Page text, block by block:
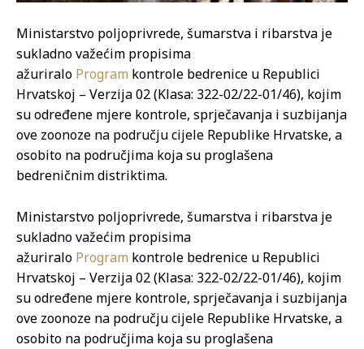
Ministarstvo poljoprivrede, šumarstva i ribarstva je
sukladno važećim propisima
ažuriralo Program kontrole bedrenice u Republici
Hrvatskoj – Verzija 02 (Klasa: 322-02/22-01/46), kojim
su određene mjere kontrole, sprječavanja i suzbijanja
ove zoonoze na području cijele Republike Hrvatske, a
osobito na područjima koja su proglašena
bedreničnim distriktima.
Ministarstvo poljoprivrede, šumarstva i ribarstva je
sukladno važećim propisima
ažuriralo Program kontrole bedrenice u Republici
Hrvatskoj – Verzija 02 (Klasa: 322-02/22-01/46), kojim
su određene mjere kontrole, sprječavanja i suzbijanja
ove zoonoze na području cijele Republike Hrvatske, a
osobito na područjima koja su proglašena